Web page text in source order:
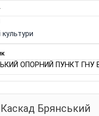
культури
ОПОРНИЙ ПУНКТ ГНУ
Каскад Брянський